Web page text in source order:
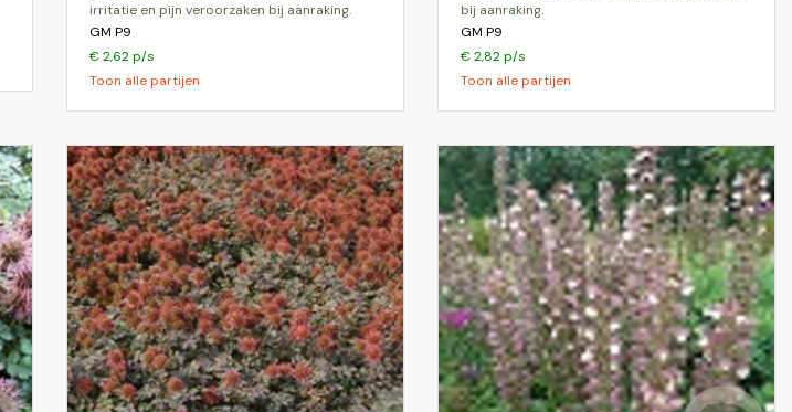
irritatie en pijn veroorzaken bij aanraking.
GM P9
€ 2,62 p/s
Toon alle partijen
bij aanraking.
GM P9
€ 2,82 p/s
Toon alle partijen